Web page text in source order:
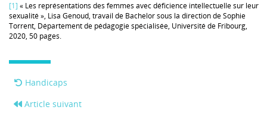
[1] « Les représentations des femmes avec déficience intellectuelle sur leur
sexualité », Lisa Genoud, travail de Bachelor sous la direction de Sophie
Torrent, Département de pédagogie spécialisée, Université de Fribourg,
2020, 50 pages.
Handicaps
Article suivant